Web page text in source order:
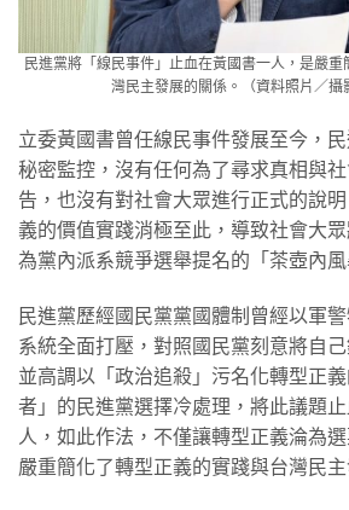
民進黨將「線民事件」止血在黃國書一人，是嚴
灣民主發展的關係。（資料照片／攝
立委黃國書曾任線民事件發展至今，
秘密監控，沒有任何為了尋求真相與
告，也沒有對社會大眾進行正式的說
義的價值實踐消極至此，導致社會大
為黨內派系競爭選舉提名的「茶壺內風
民進黨歷經國民黨黨國體制曾經以軍
系統全面打壓，對照國民黨刻意將自
並高調以「政治追殺」污名化轉型正
者」的民進黨選擇冷處理，將此議題
人，如此作法，不僅讓轉型正義淪為
嚴重簡化了轉型正義的實踐與台灣民主